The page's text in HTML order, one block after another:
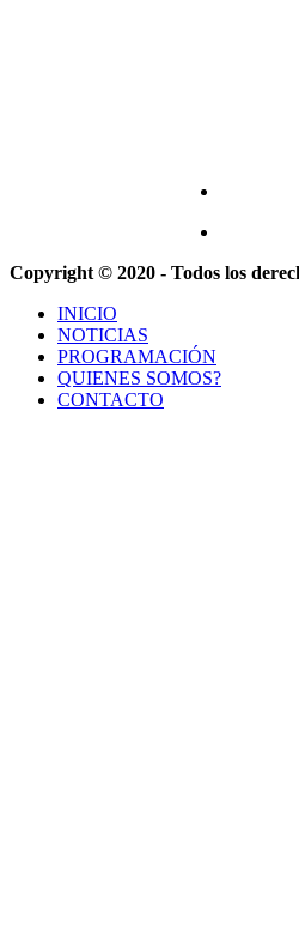
Copyright © 2020 - Todos los
INICIO
NOTICIAS
PROGRAMACIÓN
QUIENES SOMOS?
CONTACTO